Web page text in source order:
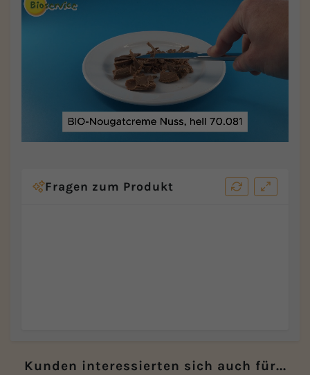
Fragen zum Produkt
Kunden interessierten sich auch für...